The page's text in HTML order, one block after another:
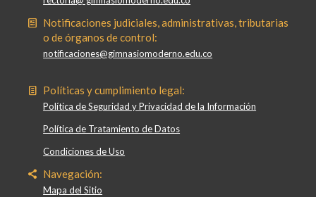
Notificaciones judiciales, administrativas, tributarias
o de órganos de control:
notificaciones@gimnasiomoderno.edu.co
Políticas y cumplimiento legal:
Política de Seguridad y Privacidad de la Información
Política de Tratamiento de Datos
Condiciones de Uso
Navegación:
Mapa del Sitio